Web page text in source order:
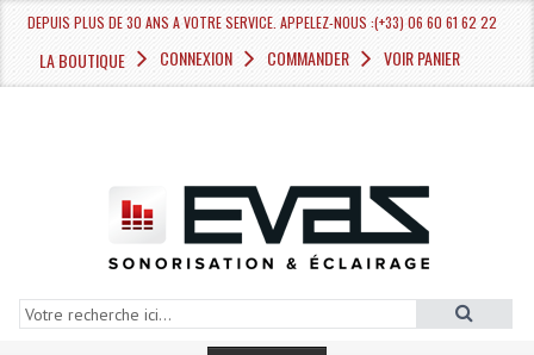
DEPUIS PLUS DE 30 ANS A VOTRE SERVICE. APPELEZ-NOUS :(+33) 06 60 61 62 22
LA BOUTIQUE CONNEXION COMMANDER VOIR PANIER